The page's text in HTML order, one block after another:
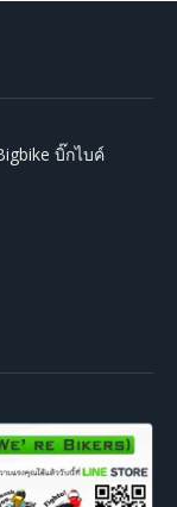
บิ๊กไบค์